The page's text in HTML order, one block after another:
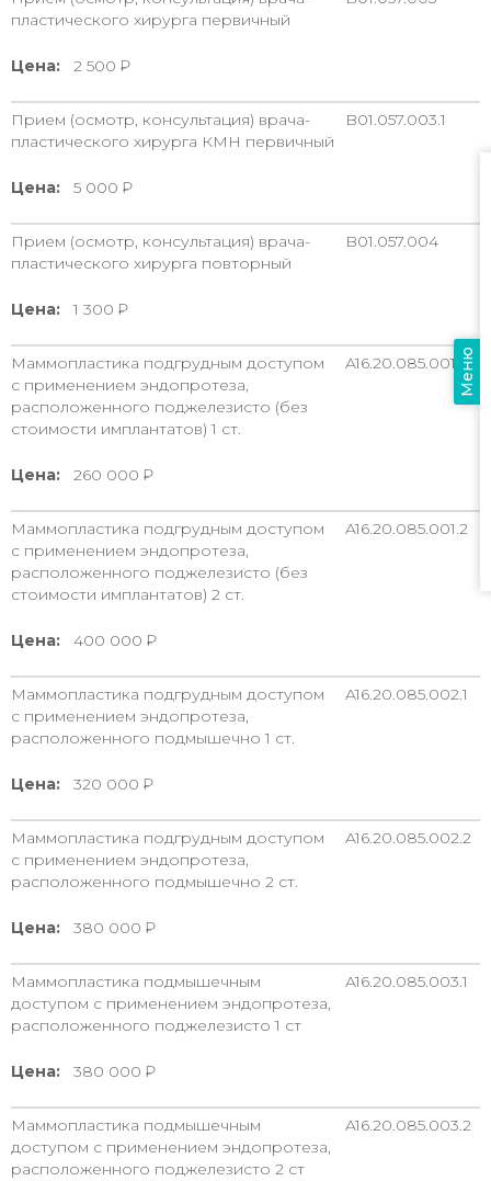
Меню
пластического хирурга первичный
Цена: 2 500
Прием (осмотр, консультация) врача-
пластического хирурга КМН первичный
B01.057.003.1
Цена: 5 000
Прием (осмотр, консультация) врача-
пластического хирурга повторный
B01.057.004
Цена: 1 300
Маммопластика подгрудным доступом
с применением эндопротеза,
расположенного поджелезисто (без
стоимости имплантатов) 1 ст.
A16.20.085.001.1
Цена: 260 000
Маммопластика подгрудным доступом
с применением эндопротеза,
расположенного поджелезисто (без
стоимости имплантатов) 2 ст.
A16.20.085.001.2
Цена: 400 000
Маммопластика подгрудным доступом
с применением эндопротеза,
расположенного подмышечно 1 ст.
A16.20.085.002.1
Цена: 320 000
Маммопластика подгрудным доступом
с применением эндопротеза,
расположенного подмышечно 2 ст.
A16.20.085.002.2
Цена: 380 000
Маммопластика подмышечным
доступом с применением эндопротеза,
расположенного поджелезисто 1 ст
A16.20.085.003.1
Цена: 380 000
Маммопластика подмышечным
доступом с применением эндопротеза,
расположенного поджелезисто 2 ст
A16.20.085.003.2